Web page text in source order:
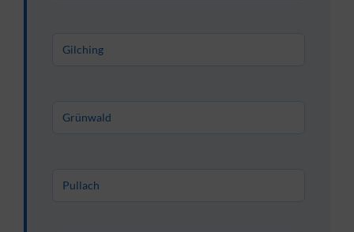
Gilching
Grünwald
Pullach